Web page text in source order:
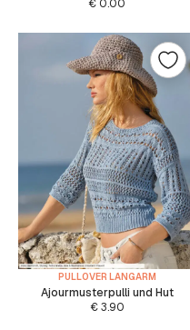
€ 0.00
PULLOVER LANGARM
Ajourmusterpulli und Hut
€3.90